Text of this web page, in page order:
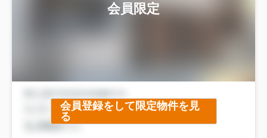
会員限定
会員登録をして限定物件を見
る